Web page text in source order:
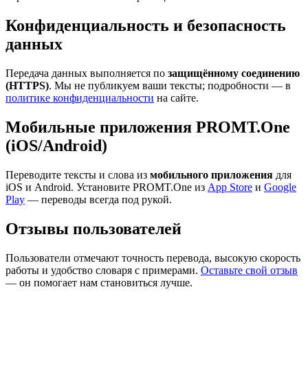
Конфиденциальность и безопасность
данных
Передача данных выполняется по защищённому соединению
(HTTPS). Мы не публикуем ваши тексты; подробности — в
политике конфиденциальности на сайте.
Мобильные приложения PROMT.One
(iOS/Android)
Переводите тексты и слова из мобильного приложения для
iOS и Android. Установите PROMT.One из App Store и Google
Play — переводы всегда под рукой.
Отзывы пользователей
Пользователи отмечают точность перевода, высокую скорость
работы и удобство словаря с примерами. Оставьте свой отзыв
— он помогает нам становиться лучше.